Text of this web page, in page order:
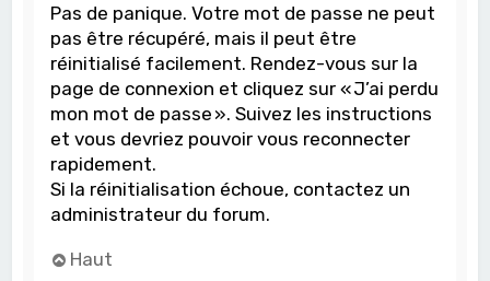
Pas de panique. Votre mot de passe ne peut
pas être récupéré, mais il peut être
réinitialisé facilement. Rendez-vous sur la
page de connexion et cliquez sur « J’ai perdu
mon mot de passe ». Suivez les instructions
et vous devriez pouvoir vous reconnecter
rapidement.
Si la réinitialisation échoue, contactez un
administrateur du forum.
Haut